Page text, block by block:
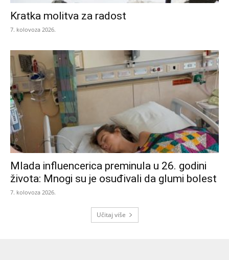
Kratka molitva za radost
7. kolovoza 2026.
Mlada influencerica preminula u 26. godini
života: Mnogi su je osuđivali da glumi bolest
7. kolovoza 2026.
Učitaj više